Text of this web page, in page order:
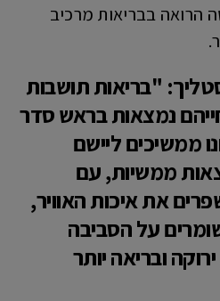
הרואה בבריאות מרכיב
"בריאות תושבות
נמצאות בראש סדר
ממשיכים ליישם
ממשיות, עם
את איכות האוויר,
על הסביבה
ובריאה יותר